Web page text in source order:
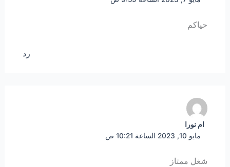
حياكم
رد
ام نورا
مايو 10, 2023 الساعة 10:21 ص
شغل ممتاز